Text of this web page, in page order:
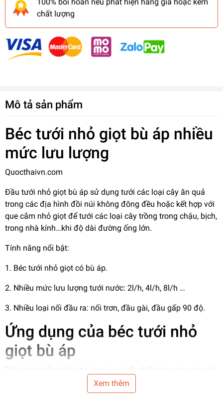
chất lượng
Mô tả sản phẩm
Béc tưới nhỏ giọt bù áp nhiều
mức lưu lượng
Quocthaivn.com
Đầu tưới nhỏ giọt bù áp sử dụng tưới các loại cây ăn quả
trong các địa hình đồi núi không đông đều hoặc kết hợp với
que cắm nhỏ giọt để tưới các loại cây trồng trong chậu, bịch,
trong nhà kính…khi độ dài đường ống lớn.
Tính năng nổi bật:
1. Béc tưới nhỏ giọt có bù áp.
2. Nhiều mức lưu lượng tưới nước: 2l/h, 4l/h, 8l/h …
3. Nhiều loại nối đầu ra: nối trơn, đầu gài, đầu gấp 90 độ.
Ứng dụng của béc tưới nhỏ
giọt bù áp
Đầu tưới nhỏ giọt bù áp ứng dụng tốt nhất cho các vườn cây
có địa hình dốc hoặc chiều dài mỗi hàng cây trồng tương
đối dài. Khi đó cho dù áp suất nước tưới vẫn luôn đồng đều
Xem thêm